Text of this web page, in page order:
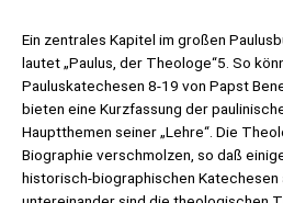
Ein zentrales Kapitel im großen
lautet „Paulus, der Theologe“5. So
Pauluskatechesen 8-19 von Papst
bieten eine Kurzfassung der
Hauptthemen seiner „Lehre“. Die
Biographie verschmolzen, so daß
historisch-biographischen Katechesen